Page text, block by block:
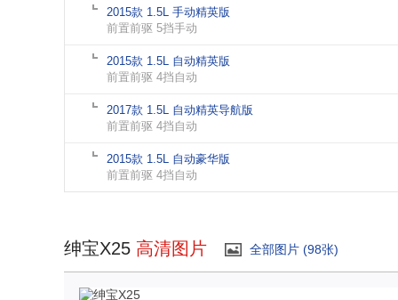
2015款 1.5L 手动精英版
前置前驱 5挡手动
2015款 1.5L 自动精英版
前置前驱 4挡自动
2017款 1.5L 自动精英导航版
前置前驱 4挡自动
2015款 1.5L 自动豪华版
前置前驱 4挡自动
绅宝X25 高清图片 全部图片 (98张)